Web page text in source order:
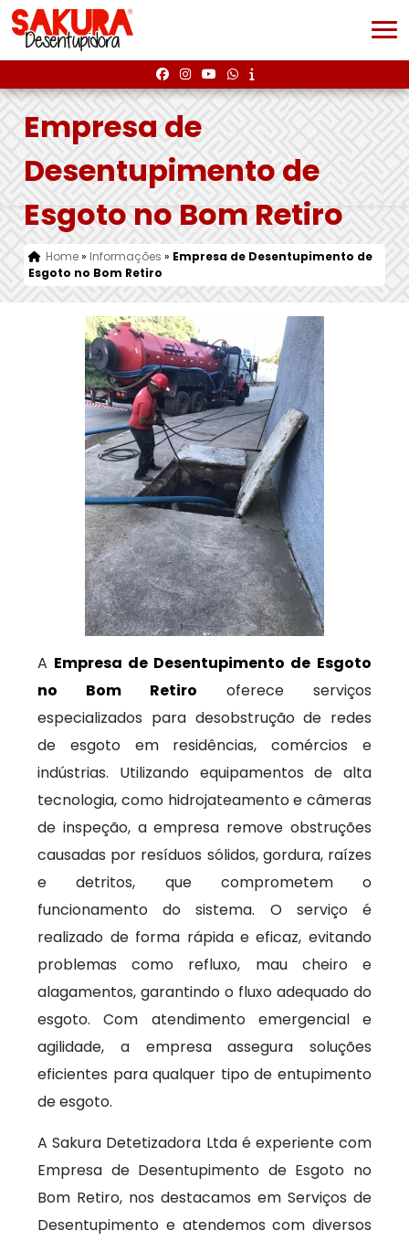
Empresa de
Desentupimento de
Esgoto no Bom Retiro
Home» Informações » Empresa de Desentupimento de
Esgoto no Bom Retiro
A Empresa de Desentupimento de Esgoto
no Bom Retiro oferece serviços
especializados para desobstrução de redes
de esgoto em residências, comércios e
indústrias. Utilizando equipamentos de alta
tecnologia, como hidrojateamento e câmeras
de inspeção, a empresa remove obstruções
causadas por resíduos sólidos, gordura, raízes
e detritos, que comprometem o
funcionamento do sistema. O serviço é
realizado de forma rápida e eficaz, evitando
problemas como refluxo, mau cheiro e
alagamentos, garantindo o fluxo adequado do
esgoto. Com atendimento emergencial e
agilidade, a empresa assegura soluções
eficientes para qualquer tipo de entupimento
de esgoto.
A Sakura Detetizadora Ltda é experiente com
Empresa de Desentupimento de Esgoto no
Bom Retiro, nos destacamos em Serviços de
Desentupimento e atendemos com diversos